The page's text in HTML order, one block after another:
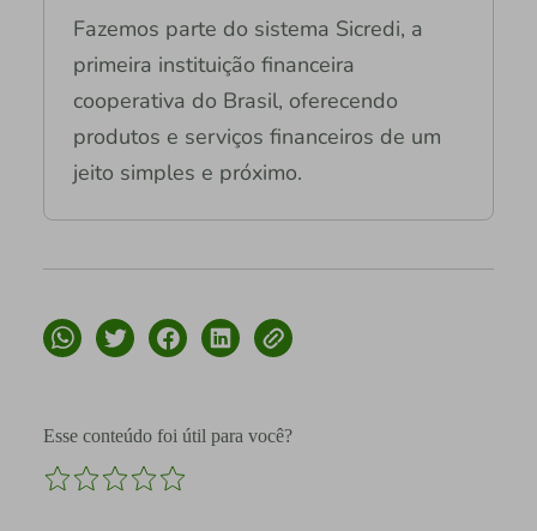
Fazemos parte do sistema Sicredi, a
primeira instituição financeira
cooperativa do Brasil, oferecendo
produtos e serviços financeiros de um
jeito simples e próximo.
Esse conteúdo foi útil para você?